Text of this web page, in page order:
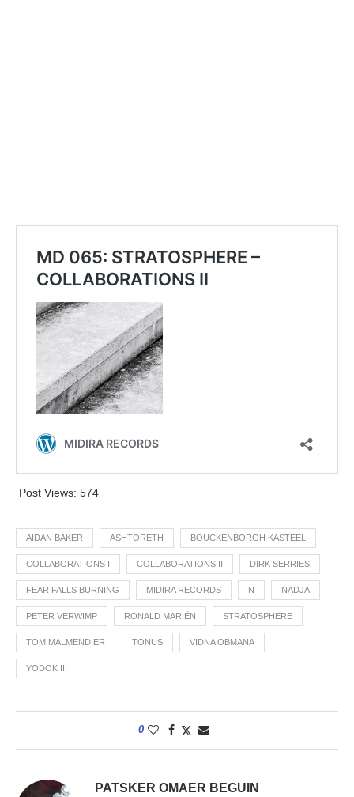
Post Views: 574
AIDAN BAKER ASHTORETH BOUCKENBORGH KASTEEL
COLLABORATIONS I COLLABORATIONS II DIRK SERRIES
FEAR FALLS BURNING MIDIRA RECORDS N NADJA
PETER VERWIMP RONALD MARIËN STRATOSPHERE
TOM MALMENDIER TONUS VIDNA OBMANA
YODOK III
0
PATSKER OMAER BEGUIN